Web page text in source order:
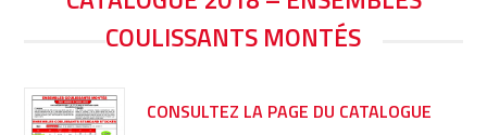
COULISSANTS MONTÉS
CONSULTEZ LA PAGE DU CATALOGUE
L’ARTICLE